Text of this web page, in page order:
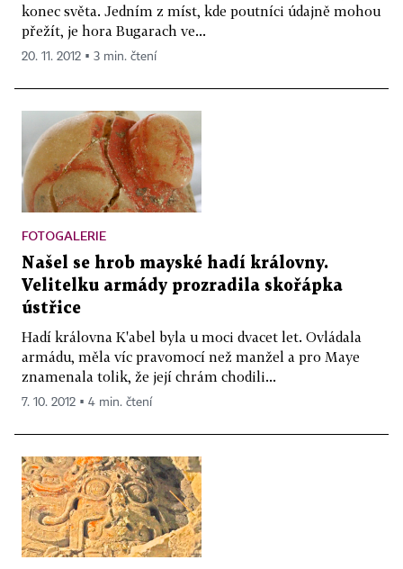
konec světa. Jedním z míst, kde poutníci údajně mohou
přežít, je hora Bugarach ve...
20. 11. 2012 ▪ 3 min. čtení
FOTOGALERIE
Našel se hrob mayské hadí královny.
Velitelku armády prozradila skořápka
ústřice
Hadí královna K'abel byla u moci dvacet let. Ovládala
armádu, měla víc pravomocí než manžel a pro Maye
znamenala tolik, že její chrám chodili...
7. 10. 2012 ▪ 4 min. čtení